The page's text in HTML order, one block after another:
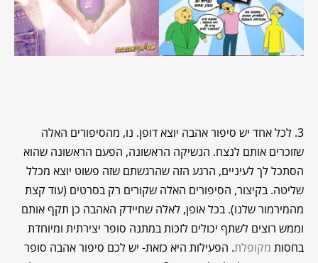
3. לכל אחד יש סיפור אהבה יוצא דופן. נו, מהסיפורים האלה
שזוכרים אותם לנצח. הנשיקה הראשונה, הפעם הראשונה שהוא
הסתכל לך לעיניים, הרגע הזה שהרגשתם שזה פשוט יוצא מכלל
שליטה. בקיצור, הסיפורים האלה שקורים רק בסרטים (עוד קצת
מהמירמור שלנו). בכל אופן, לאלה שחיידק האהבה כן תקף אותם
וממש רוצים לשתף יכולים לזכות במתנה סופר יצירתית ומיוחדת
בחסות מקופלת. הפעילות היא כזאת- יש לכם סיפור אהבה סופר